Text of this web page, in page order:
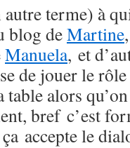
terme) à
blog deMartine
Manuela, et
de jouer le
alors
bref c’est
accepte le